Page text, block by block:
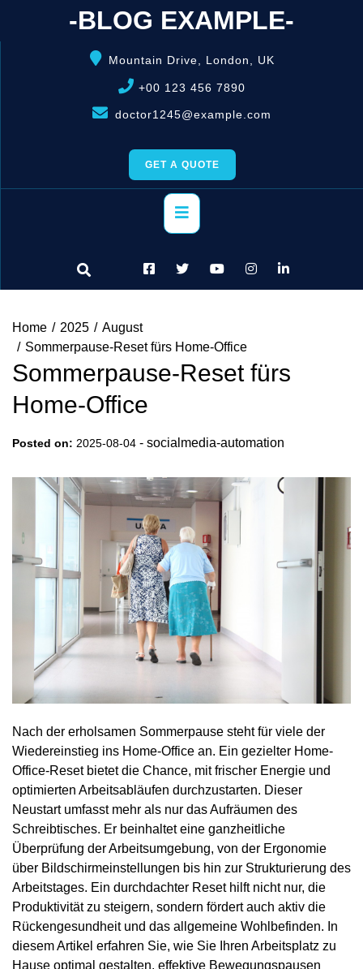
-BLOG EXAMPLE-
Mountain Drive, London, UK
+00 123 456 7890
doctor1245@example.com
GET A QUOTE
Primary
Menu
Home 2025
August
Sommerpause-Reset fürs Home‑Office
Sommerpause-Reset fürs
Home‑Office
Posted on: 2025-08-04 - socialmedia-automation
Nach der erholsamen Sommerpause steht für viele der
Wiedereinstieg ins Home-Office an. Ein gezielter Home-
Office-Reset bietet die Chance, mit frischer Energie und
optimierten Arbeitsabläufen durchzustarten. Dieser
Neustart umfasst mehr als nur das Aufräumen des
Schreibtisches. Er beinhaltet eine ganzheitliche
Überprüfung der Arbeitsumgebung, von der Ergonomie
über Bildschirmeinstellungen bis hin zur Strukturierung des
Arbeitstages. Ein durchdachter Reset hilft nicht nur, die
Produktivität zu steigern, sondern fördert auch aktiv die
Rückengesundheit und das allgemeine Wohlbefinden. In
diesem Artikel erfahren Sie, wie Sie Ihren Arbeitsplatz zu
Hause optimal gestalten, effektive Bewegungspausen